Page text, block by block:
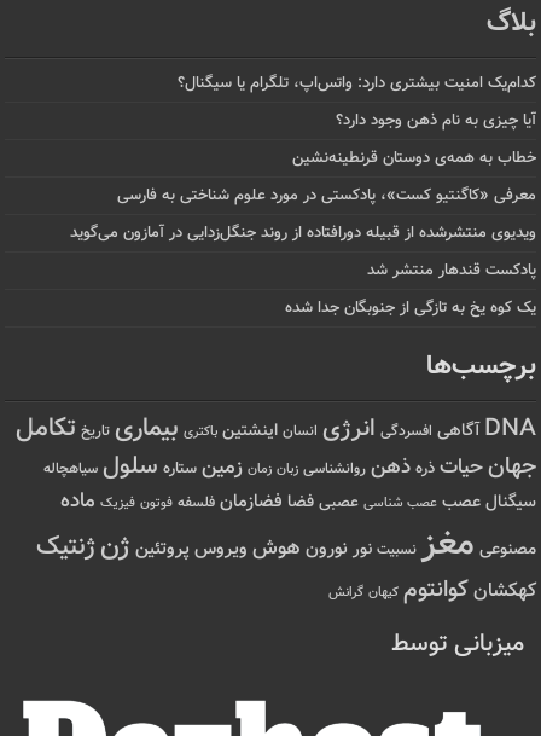
بلاگ
کدام‌یک امنیت بیشتری دارد: واتس‌اپ، تلگرام یا سیگنال؟
آیا چیزی به نام ذهن وجود دارد؟
خطاب به همه‌ی دوستان قرنطینه‌نشین
معرفی «کاگنتیو کست»، پادکستی در مورد علوم شناختی به فارسی
ویدیوی منتشرشده از قبیله دورافتاده‌ از روند جنگل‌زدایی در آمازون می‌گوید
پادکست قندهار منتشر شد
یک کوه یخ به تازگی از جنوبگان جدا شده
برچسب‌ها
DNA آگاهی افسردگی انرژی انسان اینشتین باکتری بیماری تاریخ تکامل
جهانحیات ذره ذهن روانشناسی زبان زمان زمین ستاره سلول سیاهچاله
سیگنال عصب عصب شناسی عصبی فضا فضازمان فلسفه فوتون فیزیک ماده
مصنوعی مغز نسبیت نور نورون هوش ویروس پروتئین ژنژنتیک
کهکشانکوانتوم کیهان گرانش
میزبانی توسط